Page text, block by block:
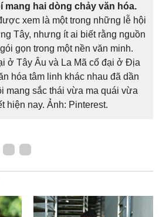
mang hai dòng chảy văn hóa.
xem là một trong những lễ hội
Tây, nhưng ít ai biết rằng nguồn
gọn trong một nền văn minh.
ở Tây Âu và La Mã cổ đại ở Địa
hóa tâm linh khác nhau đã dần
mang sắc thái vừa ma quái vừa
hiện nay. Ảnh: Pinterest.